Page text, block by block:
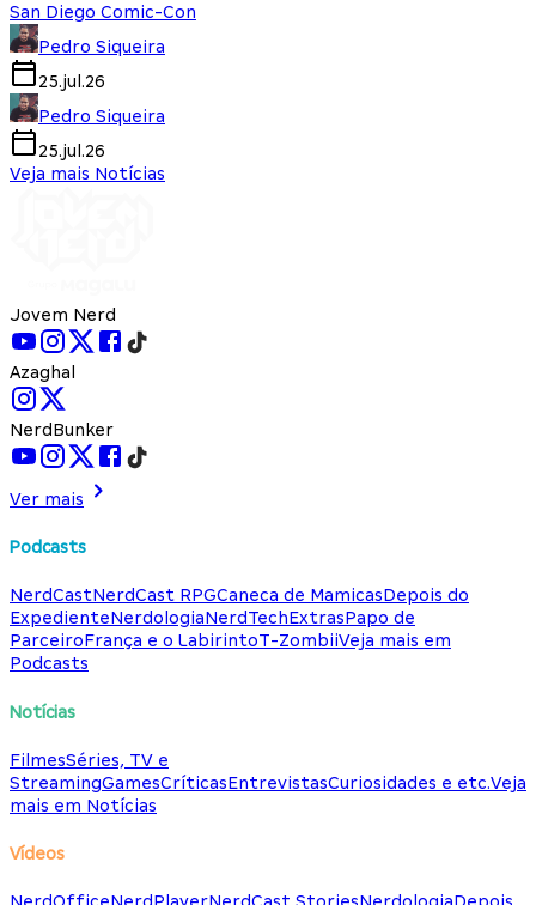
San Diego Comic-Con
Pedro Siqueira
25.jul.26
Pedro Siqueira
25.jul.26
Veja mais Notícias
Jovem Nerd
Azaghal
NerdBunker
Ver mais
Podcasts
NerdCastNerdCast RPGCaneca de MamicasDepois do
ExpedienteNerdologiaNerdTechExtrasPapo de
ParceiroFrança e o LabirintoT-ZombiiVeja mais em
Podcasts
Notícias
FilmesSéries, TV e
StreamingGamesCríticasEntrevistasCuriosidades e etc.Veja
mais em Notícias
Vídeos